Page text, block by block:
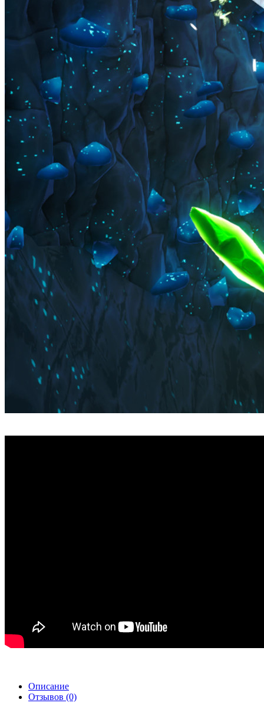
Описание
Отзывов (0)